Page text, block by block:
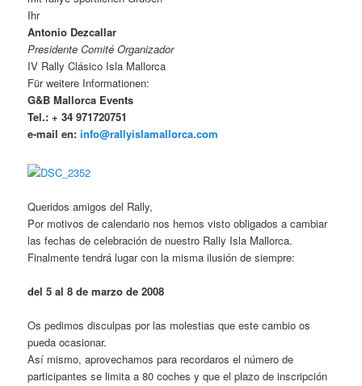
Ihr
Antonio Dezcallar
Presidente Comité Organizador
IV Rally Clásico Isla Mallorca
Für weitere Informationen:
G&B Mallorca Events
Tel.: + 34 971720751
e-mail en:info@rallyislamallorca.com
Queridos amigos del Rally,
Por motivos de calendario nos hemos visto obligados a cambiar
las fechas de celebración de nuestro Rally Isla Mallorca.
Finalmente tendrá lugar con la misma ilusión de siempre:
del 5 al 8 de marzo de 2008
Os pedimos disculpas por las molestias que este cambio os
pueda ocasionar.
Así mismo, aprovechamos para recordaros el número de
participantes se limita a 80 coches y que el plazo de inscripción